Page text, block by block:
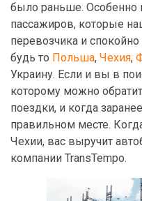
было раньше. Особенно
пассажиров, которые
перевозчика и
будь то Польша, Чехия,
Украину. Если и вы в
которому можно
поездки, и когда
правильном месте.
Чехии, вас выручит
компании TransTempo.